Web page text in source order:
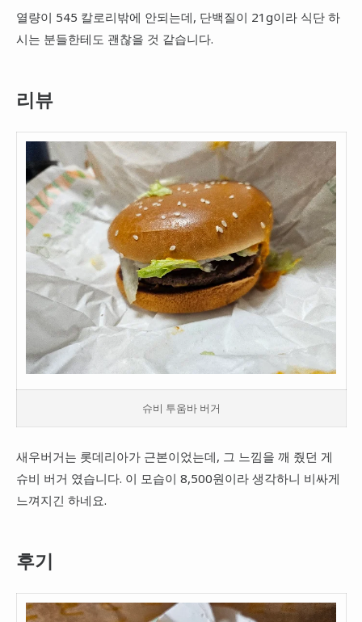
열량이 545 칼로리밖에 안되는데, 단백질이 21g이라 식단 하
시는 분들한테도 괜찮을 것 같습니다.
리뷰
슈비 투움바 버거
새우버거는 롯데리아가 근본이었는데, 그 느낌을 깨 줬던 게
슈비 버거 였습니다. 이 모습이 8,500원이라 생각하니 비싸게
느껴지긴 하네요.
후기